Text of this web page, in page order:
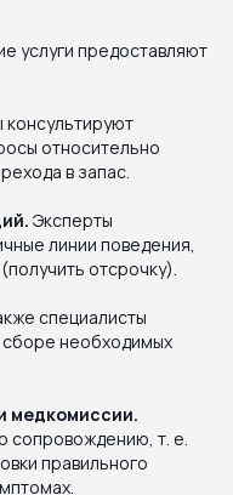
услуги предоставляют
консультируют
относительно
в запас.
Эксперты
линии поведения,
отсрочку).
специалисты
необходимых
медкомиссии.
сопровождению, т. е.
правильного